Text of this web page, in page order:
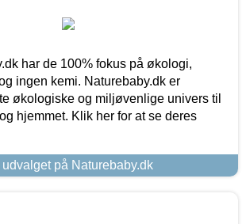
har de 100% fokus på økologi,
ingen kemi. Naturebaby.dk er
økologiske og miljøvenlige univers til
hjemmet. Klik her for at se deres
udvalget på Naturebaby.dk